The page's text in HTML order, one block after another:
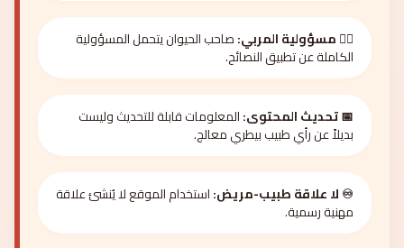
🧑‍⚕️ مسؤولية المربي:صاحب الحيوان يتحمل المسؤولية
الكاملة عن تطبيق النصائح.
📅 تحديث المحتوى:المعلومات قابلة للتحديث وليست
بديلاً عن رأي طبيب بيطري معالج.
♾️ لا علاقة طبيب-مريض:استخدام الموقع لا يُنشئ علاقة
مهنية رسمية.